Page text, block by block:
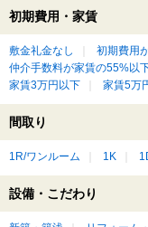
初期費用・家賃
敷金礼金なし 初期費用
仲介手数料が家賃の55%以
家賃3万円以下
家賃5万
間取り
1R/ワンルーム 1K
設備・こだわり